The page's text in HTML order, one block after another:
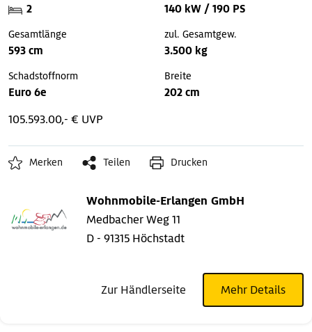
2 140 kW / 190 PS
Gesamtlänge
593 cm
zul. Gesamtgew.
3.500 kg
Schadstoffnorm
Euro 6e
Breite
202 cm
105.593.00,- € UVP
Merken Teilen Drucken
Wohnmobile-Erlangen GmbH
Medbacher Weg 11
D - 91315 Höchstadt
Zur Händlerseite Mehr Details